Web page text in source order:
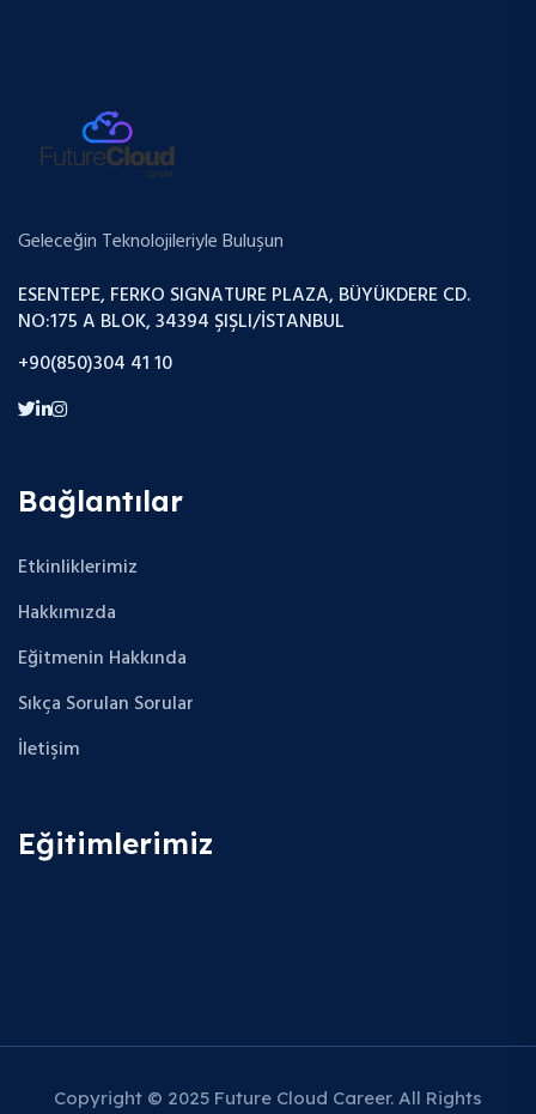
Geleceğin Teknolojileriyle Buluşun
ESENTEPE, FERKO SIGNATURE PLAZA, BÜYÜKDERE CD.
NO:175 A BLOK, 34394 ŞIŞLI/İSTANBUL
+90(850)304 41 10
Bağlantılar
Etkinliklerimiz
Hakkımızda
Eğitmenin Hakkında
Sıkça Sorulan Sorular
İletişim
Eğitimlerimiz
Copyright © 2025 Future Cloud Career. All Rights